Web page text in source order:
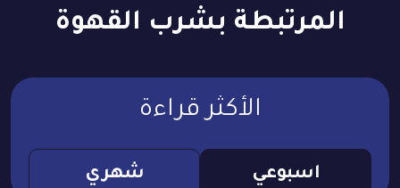
المرتبطة بشرب القهوة
الأكثر قراءة
اسبوعي شهري